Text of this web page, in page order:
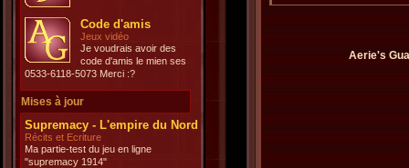
Code d'amis
Jeux vidéo
Je voudrais avoir des
code d'amis le mien ses
0533-6118-5073 Merci :?
Mises à jour
Supremacy - L'empire du Nord
Récits et Ecriture
Ma partie-test du jeu en ligne
"supremacy 1914"
Aerie's